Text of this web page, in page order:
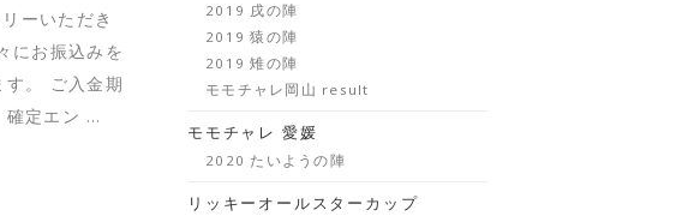
ーいただき
にお振込みを
す。 ご入金期
確定エン …
2019 戌の陣
2019 猿の陣
2019 雉の陣
モモチャレ岡山 result
モモチャレ 愛媛
2020 たいようの陣
リッキーオールスターカップ